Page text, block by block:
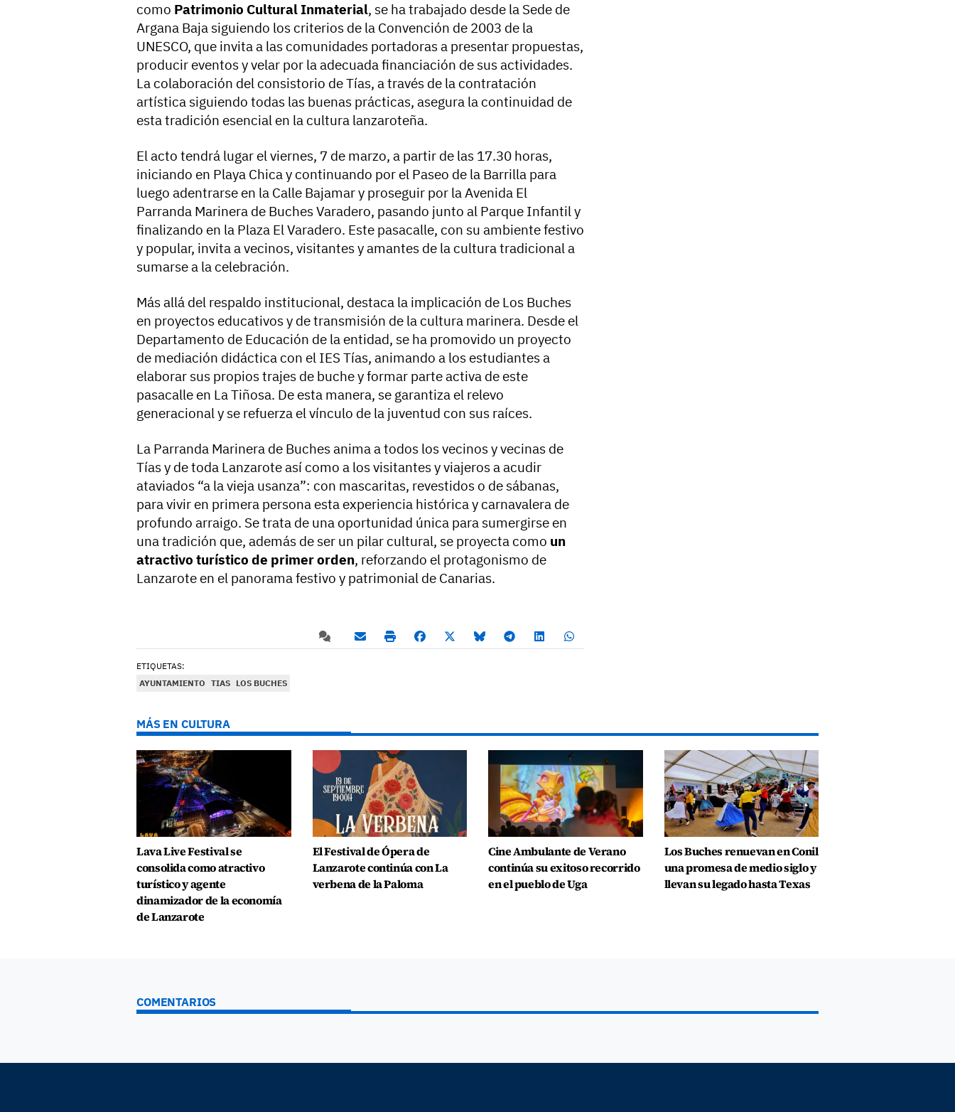
como Patrimonio Cultural Inmaterial, se ha trabajado desde la Sede de
Argana Baja siguiendo los criterios de la Convención de 2003 de la
UNESCO, que invita a las comunidades portadoras a presentar propuestas,
producir eventos y velar por la adecuada financiación de sus actividades.
La colaboración del consistorio de Tías, a través de la contratación
artística siguiendo todas las buenas prácticas, asegura la continuidad de
esta tradición esencial en la cultura lanzaroteña.
El acto tendrá lugar el viernes, 7 de marzo, a partir de las 17.30 horas,
iniciando en Playa Chica y continuando por el Paseo de la Barrilla para
luego adentrarse en la Calle Bajamar y proseguir por la Avenida El
Parranda Marinera de Buches Varadero, pasando junto al Parque Infantil y
finalizando en la Plaza El Varadero. Este pasacalle, con su ambiente festivo
y popular, invita a vecinos, visitantes y amantes de la cultura tradicional a
sumarse a la celebración.
Más allá del respaldo institucional, destaca la implicación de Los Buches
en proyectos educativos y de transmisión de la cultura marinera. Desde el
Departamento de Educación de la entidad, se ha promovido un proyecto
de mediación didáctica con el IES Tías, animando a los estudiantes a
elaborar sus propios trajes de buche y formar parte activa de este
pasacalle en La Tiñosa. De esta manera, se garantiza el relevo
generacional y se refuerza el vínculo de la juventud con sus raíces.
La Parranda Marinera de Buches anima a todos los vecinos y vecinas de
Tías y de toda Lanzarote así como a los visitantes y viajeros a acudir
ataviados “a la vieja usanza”: con mascaritas, revestidos o de sábanas,
para vivir en primera persona esta experiencia histórica y carnavalera de
profundo arraigo. Se trata de una oportunidad única para sumergirse en
una tradición que, además de ser un pilar cultural, se proyecta como un
atractivo turístico de primer orden, reforzando el protagonismo de
Lanzarote en el panorama festivo y patrimonial de Canarias.
ETIQUETAS:
AYUNTAMIENTO TIAS LOS BUCHES
MÁS EN CULTURA
Lava Live Festival se
consolida como atractivo
turístico y agente
dinamizador de la economía
de Lanzarote
El Festival de Ópera de
Lanzarote continúa con La
verbena de la Paloma
Cine Ambulante de Verano
continúa su exitoso recorrido
en el pueblo de Uga
Los Buches renuevan en Conil
una promesa de medio siglo y
llevan su legado hasta Texas
COMENTARIOS